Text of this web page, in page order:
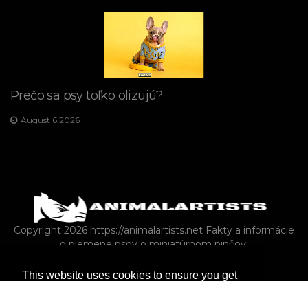
This website uses cookies to ensure you get
Prečo sa psy toľko olizujú?
August 6,2026
Copyright 2026 https://animalartists.net Fakty a informácie
o plemene psov o miniatúrnom pinčovi
FARMA PLAZY A OBOJŽIVELNÍKY